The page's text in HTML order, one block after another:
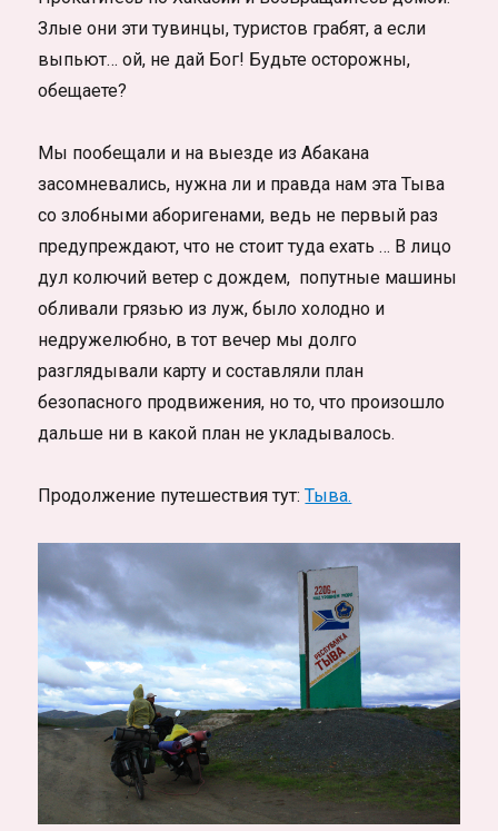
Злые они эти тувинцы, туристов грабят, а если
выпьют… ой, не дай Бог! Будьте осторожны,
обещаете?
Мы пообещали и на выезде из Абакана
засомневались, нужна ли и правда нам эта Тыва
со злобными аборигенами, ведь не первый раз
предупреждают, что не стоит туда ехать … В лицо
дул колючий ветер с дождем, попутные машины
обливали грязью из луж, было холодно и
недружелюбно, в тот вечер мы долго
разглядывали карту и составляли план
безопасного продвижения, но то, что произошло
дальше ни в какой план не укладывалось.
Продолжение путешествия тут:Тыва.